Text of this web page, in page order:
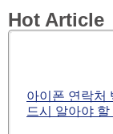
Hot Article
아이폰 연락처
드시 알아야 할